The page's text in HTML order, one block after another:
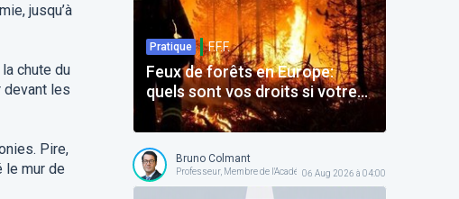
jusqu’à
chute du
devant les
Pire,
le mur de
Pratique F.F.F.
Feux de forêts en Europe:
quels sont vos droits si votre
voyage est impacté ?
Bruno Colmant
Professeur, Membre de l'Académie Royale06 Aug 2026 à 04:00